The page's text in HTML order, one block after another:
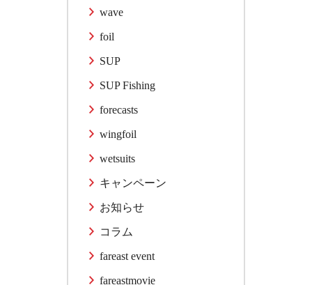
wave
foil
SUP
SUP Fishing
forecasts
wingfoil
wetsuits
キャンペーン
お知らせ
コラム
fareast event
fareastmovie